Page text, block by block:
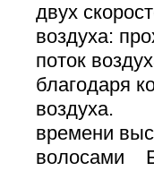
двух
воздуха:
поток
благодаря
воздуха.
времени
волосами